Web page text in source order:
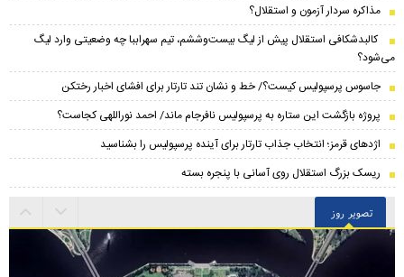
مذاکره سردار آزمون و استقلال؟
کالبدشکافی استقلال پیش از لیگ بیست‌و‌ششم، تیم سهراببا چه وضعیتی وارد لیگ
می‌شود؟
جاسوس پرسپولیس کیست؟/ خط و نشان تند تارتار برای افشای اخبار رختکن
پروژه بازگشت این ستاره به پرسپولیس نافرجام ماند/ احمد نوراللهی کجاست؟
اژدهای قرمز؛ انتخاب جذاب تارتار برای آینده پرسپولیس را بشناسید
ریسک بزرگ استقلال روی آسانی با پنجره بسته
تصویر روز